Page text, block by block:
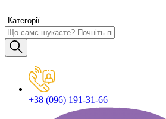
+38 (096) 191-31-66